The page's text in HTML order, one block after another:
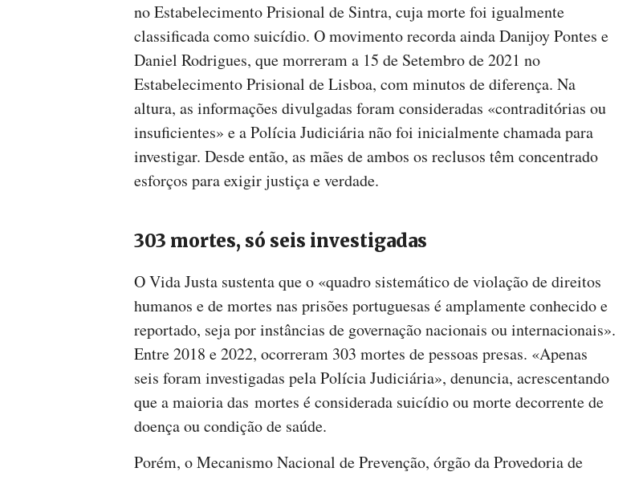
no Estabelecimento Prisional de Sintra, cuja morte foi igualmente
classificada como suicídio. O movimento recorda ainda Danijoy Pontes e
Daniel Rodrigues, que morreram a 15 de Setembro de 2021 no
Estabelecimento Prisional de Lisboa, com minutos de diferença. Na
altura, as informações divulgadas foram consideradas «contraditórias ou
insuficientes» e a Polícia Judiciária não foi inicialmente chamada para
investigar. Desde então, as mães de ambos os reclusos têm concentrado
esforços para exigir justiça e verdade.
303 mortes, só seis investigadas
O Vida Justa sustenta que o «quadro sistemático de violação de direitos
humanos e de mortes nas prisões portuguesas é amplamente conhecido e
reportado, seja por instâncias de governação nacionais ou internacionais».
Entre 2018 e 2022, ocorreram 303 mortes de pessoas presas. «Apenas
seis foram investigadas pela Polícia Judiciária», denuncia, acrescentando
que a maioria das mortes é considerada suicídio ou morte decorrente de
doença ou condição de saúde.
Porém, o Mecanismo Nacional de Prevenção, órgão da Provedoria de